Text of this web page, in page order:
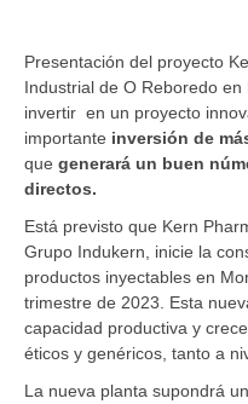
Presentación del proyecto
Industrial de O Reboredo
invertir en un proyecto
importante inversión de
que generará un buen
directos.
Está previsto que Kern
Grupo Indukern, inicie la
productos inyectables en
trimestre de 2023. Esta
capacidad productiva y
éticos y genéricos, tanto a
La nueva planta supondrá